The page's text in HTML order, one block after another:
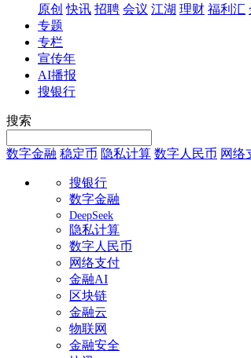
原创 快讯 招聘 会议 江湖 理财 福利汇
专题
专栏
宣传年
AI播报
搜银行
搜索
数字金融 稳定币 隐私计算 数字人民币 网络
搜银行
数字金融
DeepSeek
隐私计算
数字人民币
网络支付
金融AI
区块链
金融云
物联网
金融安全